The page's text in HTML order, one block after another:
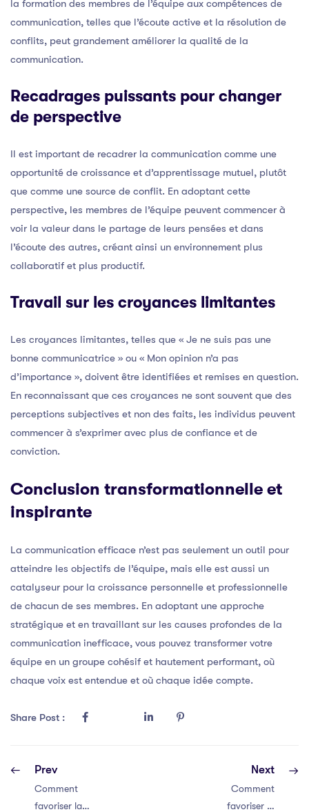
la formation des membres de l’équipe aux compétences de
communication, telles que l’écoute active et la résolution de
conflits, peut grandement améliorer la qualité de la
communication.
Recadrages puissants pour changer
de perspective
Il est important de recadrer la communication comme une
opportunité de croissance et d’apprentissage mutuel, plutôt
que comme une source de conflit. En adoptant cette
perspective, les membres de l’équipe peuvent commencer à
voir la valeur dans le partage de leurs pensées et dans
l’écoute des autres, créant ainsi un environnement plus
collaboratif et plus productif.
Travail sur les croyances limitantes
Les croyances limitantes, telles que « Je ne suis pas une
bonne communicatrice » ou « Mon opinion n’a pas
d’importance », doivent être identifiées et remises en question.
En reconnaissant que ces croyances ne sont souvent que des
perceptions subjectives et non des faits, les individus peuvent
commencer à s’exprimer avec plus de confiance et de
conviction.
Conclusion transformationnelle et
inspirante
La communication efficace n’est pas seulement un outil pour
atteindre les objectifs de l’équipe, mais elle est aussi un
catalyseur pour la croissance personnelle et professionnelle
de chacun de ses membres. En adoptant une approche
stratégique et en travaillant sur les causes profondes de la
communication inefficace, vous pouvez transformer votre
équipe en un groupe cohésif et hautement performant, où
chaque voix est entendue et où chaque idée compte.
Share Post :
Prev
Comment
favoriser la
Next
Comment
favoriser la